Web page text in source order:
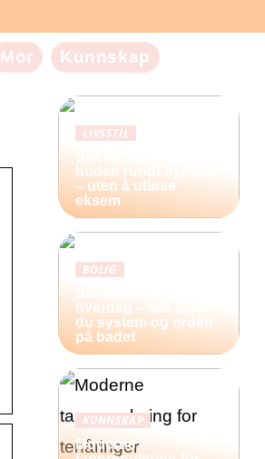
Mor Kunnskap
LIVSSTIL
huden rundt øynene
– uten å utløse
eksem
BOLIG
hverdag – slik lager
du system og orden
på badet
KUNNSKAP
Moderne